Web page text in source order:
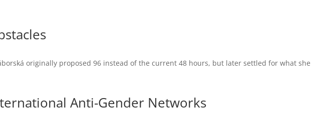
originally proposed 96 instead of the current 48 hours, but later settled for what she
Anti-Gender Networks